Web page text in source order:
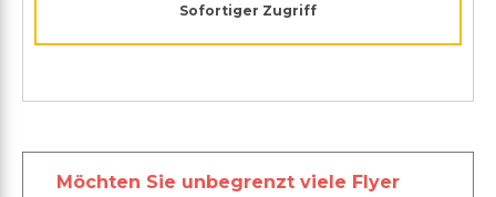
Sofortiger Zugriff
Möchten Sie unbegrenzt viele Flyer